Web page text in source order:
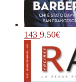
143 9.50€